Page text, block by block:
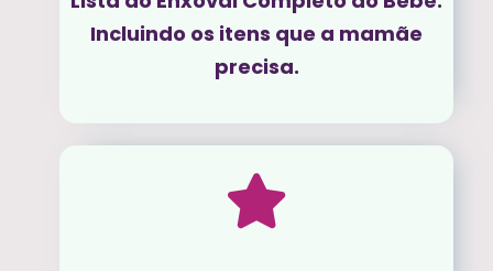
Incluindo os itens que a mamãe
precisa.